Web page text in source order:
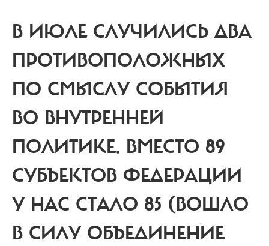
В ИЮЛЕ СЛУЧИЛИСЬ ДВА
ПРОТИВОПОЛОЖНЫХ
ПО СМЫСЛУ СОБЫТИЯ
ВО ВНУТРЕННЕЙ
ПОЛИТИКЕ. ВМЕСТО 89
СУБЪЕКТОВ ФЕДЕРАЦИИ
У НАС СТАЛО 85 (ВОШЛО
В СИЛУ ОБЪЕДИНЕНИЕ